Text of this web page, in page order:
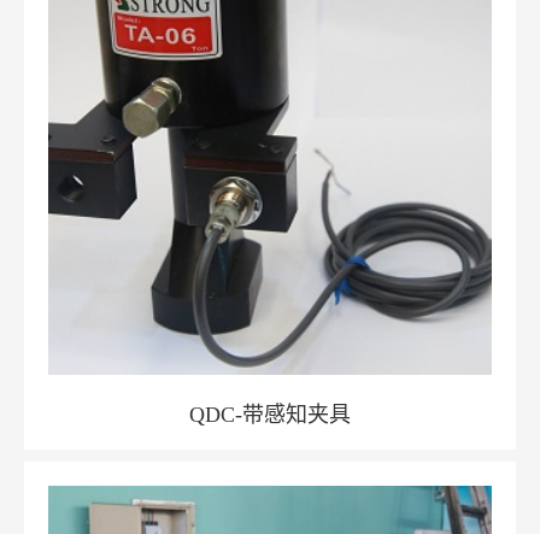
QDC-带感知夹具